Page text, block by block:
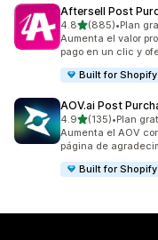
Aftersell Post
4.8de 5 estrellas
(885)
885 reseñas en
•Plan
Aumenta el valor
pago en un clic y
Built for Shopify
AOV.ai Post
4.9de 5 estrellas
(135)
135 reseñas en total
•Plan
Aumenta el AOV
página de
Built for Shopify